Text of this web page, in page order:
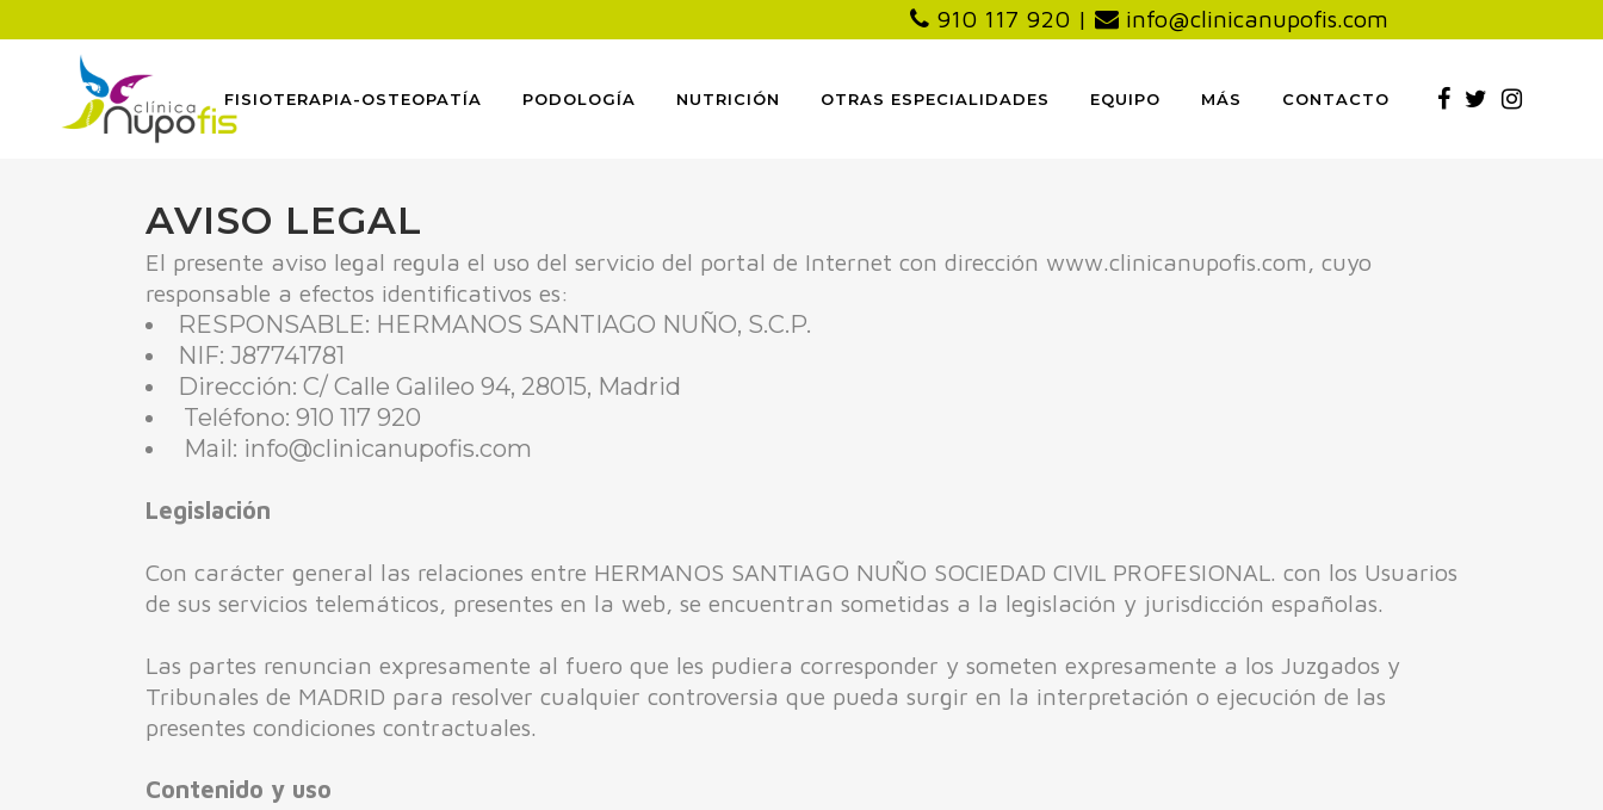
910 117 920 | info@clinicanupofis.com
FISIOTERAPIA-OSTEOPATÍA PODOLOGÍA NUTRICIÓN OTRAS ESPECIALIDADES EQUIPO MÁS CONTACTO
AVISO LEGAL
El presente aviso legal regula el uso del servicio del portal de Internet con dirección www.clinicanupofis.com, cuyo
responsable a efectos identificativos es:
RESPONSABLE: HERMANOS SANTIAGO NUÑO, S.C.P.
NIF: J87741781
Dirección: C/ Calle Galileo 94, 28015, Madrid
Teléfono: 910 117 920
Mail: info@clinicanupofis.com
Legislación
Con carácter general las relaciones entre HERMANOS SANTIAGO NUÑO SOCIEDAD CIVIL PROFESIONAL. con los Usuarios
de sus servicios telemáticos, presentes en la web, se encuentran sometidas a la legislación y jurisdicción españolas.
Las partes renuncian expresamente al fuero que les pudiera corresponder y someten expresamente a los Juzgados y
Tribunales de MADRID para resolver cualquier controversia que pueda surgir en la interpretación o ejecución de las
presentes condiciones contractuales.
Contenido y uso